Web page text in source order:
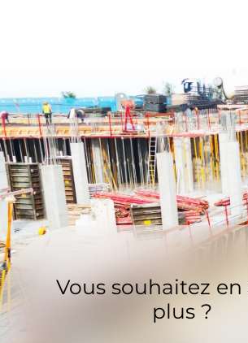
Vous souhaitez en
plus ?